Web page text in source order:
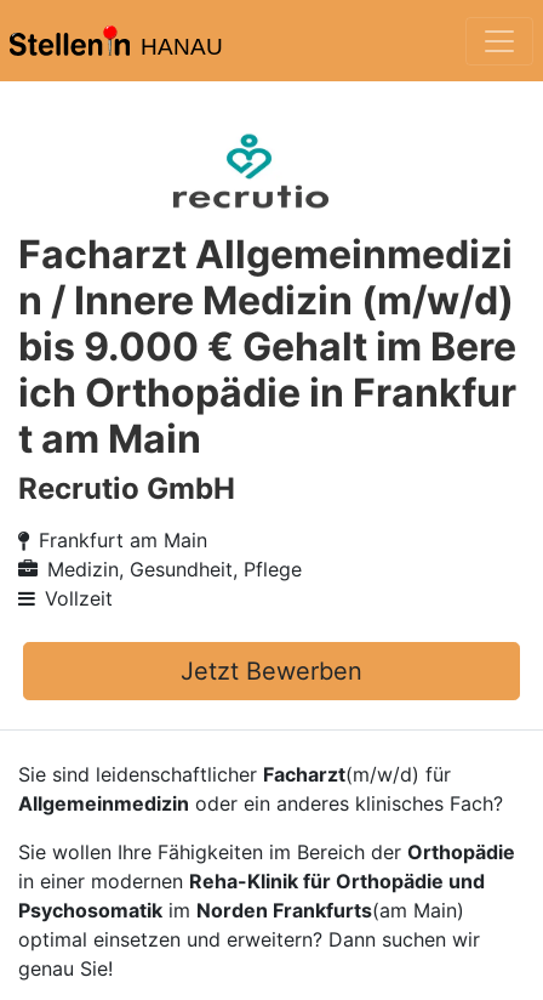
HANAU
Facharzt Allgemeinmedizi
n / Innere Medizin (m/w/d)
bis 9.000 € Gehalt im Bere
ich Orthopädie in Frankfur
t am Main
Recrutio GmbH
Frankfurt am Main
Medizin, Gesundheit, Pflege
Vollzeit
Jetzt Bewerben
Sie sind leidenschaftlicher Facharzt(m/w/d) für
Allgemeinmedizin oder ein anderes klinisches Fach?
Sie wollen Ihre Fähigkeiten im Bereich der Orthopädie
in einer modernen Reha-Klinik für Orthopädie und
Psychosomatik im Norden Frankfurts(am Main)
optimal einsetzen und erweitern? Dann suchen wir
genau Sie!